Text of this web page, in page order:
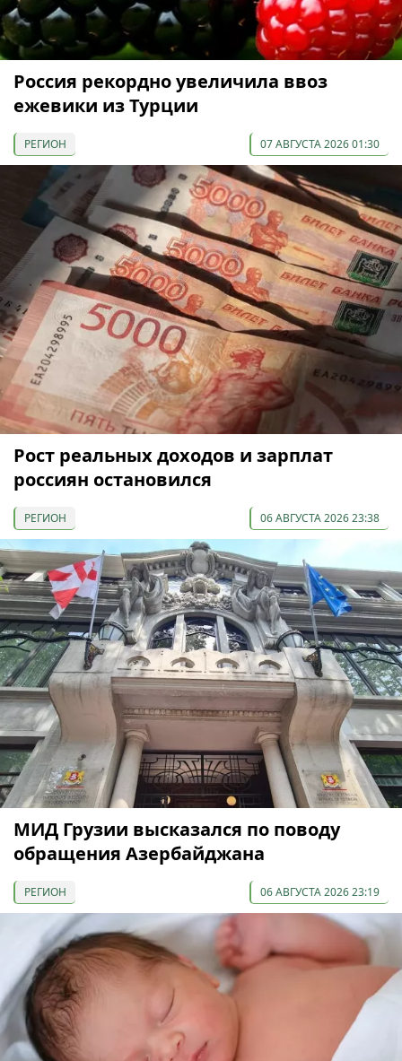
Россия рекордно увеличила ввоз
ежевики из Турции
РЕГИОН 07 АВГУСТА 2026 01:30
Рост реальных доходов и зарплат
россиян остановился
РЕГИОН 06 АВГУСТА 2026 23:38
МИД Грузии высказался по поводу
обращения Азербайджана
РЕГИОН 06 АВГУСТА 2026 23:19